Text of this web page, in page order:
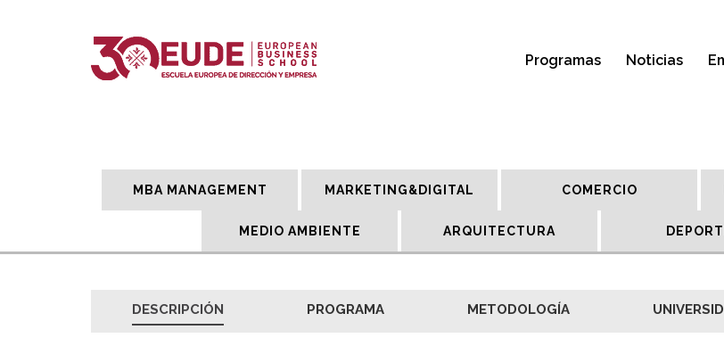
Programas Noticias
MBA MANAGEMENT MARKETING&DIGITAL COMERCIO
MEDIO AMBIENTE ARQUITECTURA
DESCRIPCIÓN PROGRAMA METODOLOGÍA